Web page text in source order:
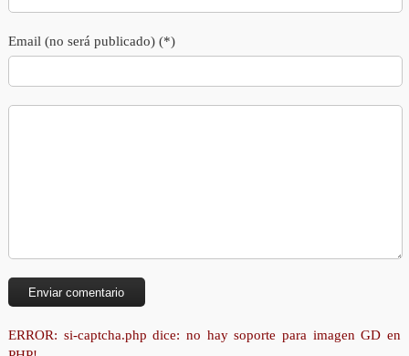
Email (no será publicado) (*)
ERROR: si-captcha.php dice: no hay soporte para imagen GD en